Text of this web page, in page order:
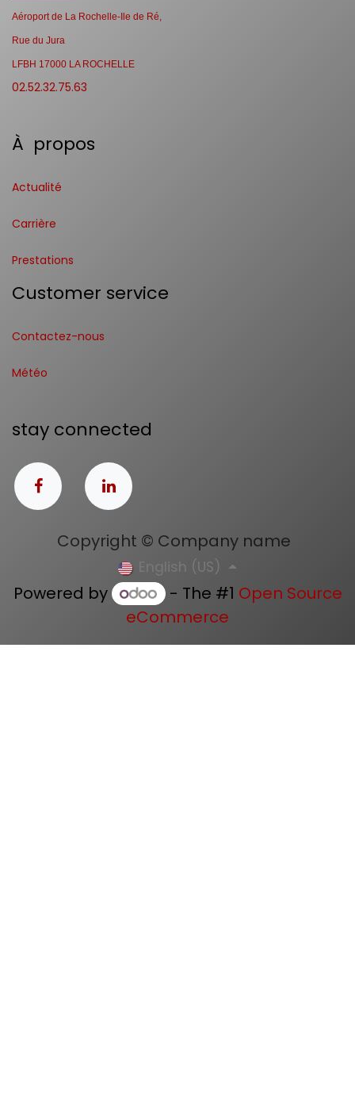
Aéroport de La Rochelle-Ile de Ré,
Rue du Jura
LFBH 17000 LA ROCHELLE
02.52.32.75.63
À propos
Actualité
Carrière
Prestations
Customer service
Contactez-nous
Météo
stay connected
Copyright © Company name
English (US)
Powered by - The #1 Open Source
eCommerce